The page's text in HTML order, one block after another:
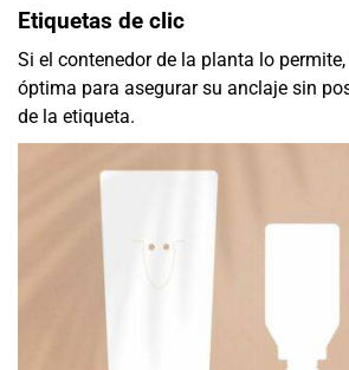
Etiquetas de clic
Si el contenedor de la planta lo
óptima para asegurar su anclaje sin
de la etiqueta.